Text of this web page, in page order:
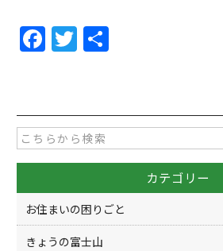
F
a
e
b
o
o
k
T
w
er
カテゴリー
お住まいの困りごと
きょうの富士山